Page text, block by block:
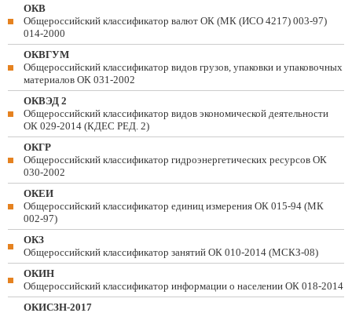
ОКВ
Общероссийский классификатор валют ОК (МК (ИСО 4217) 003-97)
014-2000
ОКВГУМ
Общероссийский классификатор видов грузов, упаковки и упаковочных
материалов ОК 031-2002
ОКВЭД 2
Общероссийский классификатор видов экономической деятельности
ОК 029-2014 (КДЕС РЕД. 2)
ОКГР
Общероссийский классификатор гидроэнергетических ресурсов ОК
030-2002
ОКЕИ
Общероссийский классификатор единиц измерения ОК 015-94 (МК
002-97)
ОКЗ
Общероссийский классификатор занятий ОК 010-2014 (МСКЗ-08)
ОКИН
Общероссийский классификатор информации о населении ОК 018-2014
ОКИСЗН-2017